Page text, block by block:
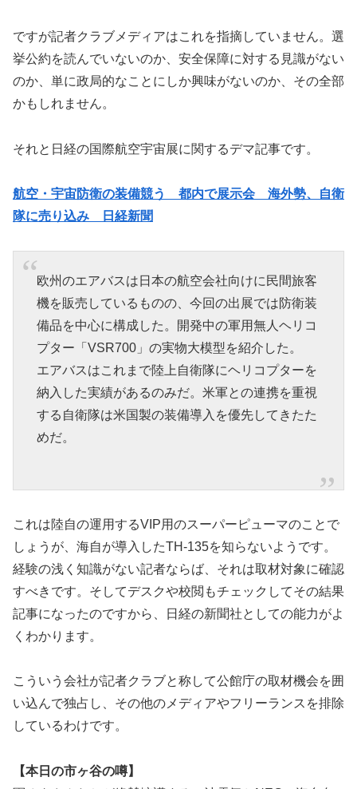
ですが記者クラブメディアはこれを指摘していません。選
挙公約を読んでいないのか、安全保障に対する見識がない
のか、単に政局的なことにしか興味がないのか、その全部
かもしれません。
それと日経の国際航空宇宙展に関するデマ記事です。
航空・宇宙防衛の装備競う 都内で展示会 海外勢、自衛
隊に売り込み 日経新聞
欧州のエアバスは日本の航空会社向けに民間旅客
機を販売しているものの、今回の出展では防衛装
備品を中心に構成した。開発中の軍用無人ヘリコ
プター「VSR700」の実物大模型を紹介した。
エアバスはこれまで陸上自衛隊にヘリコプターを
納入した実績があるのみだ。米軍との連携を重視
する自衛隊は米国製の装備導入を優先してきたた
めだ。
これは陸自の運用するVIP用のスーパーピューマのことで
しょうが、海自が導入したTH-135を知らないようです。
経験の浅く知識がない記者ならば、それは取材対象に確認
すべきです。そしてデスクや校閲もチェックしてその結果
記事になったのですから、日経の新聞社としての能力がよ
くわかります。
こういう会社が記者クラブと称して公館庁の取材機会を囲
い込んで独占し、その他のメディアやフリーランスを排除
しているわけです。
【本日の市ヶ谷の噂】